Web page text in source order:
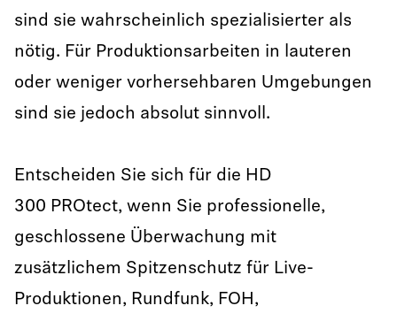
sind sie wahrscheinlich spezialisierter als
nötig. Für Produktionsarbeiten in lauteren
oder weniger vorhersehbaren Umgebungen
sind sie jedoch absolut sinnvoll.
Entscheiden Sie sich für die HD
300 PROtect, wenn Sie professionelle,
geschlossene Überwachung mit
zusätzlichem Spitzenschutz für Live-
Produktionen, Rundfunk, FOH,